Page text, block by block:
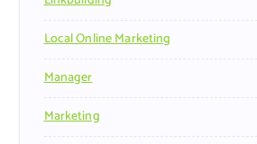
Local Online Marketing
Manager
Marketing